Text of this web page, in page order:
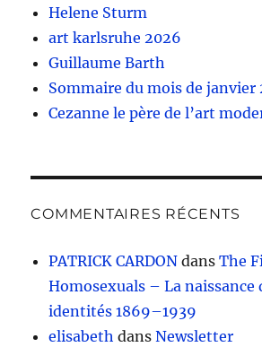
Helene Sturm
art karlsruhe 2026
Guillaume Barth
Sommaire du mois de janvier
Cezanne le père de l’art
COMMENTAIRES RÉCENTS
PATRICK CARDON dansThe
Homosexuals – La naissance
identités 1869–1939
elisabeth dansNewsletter